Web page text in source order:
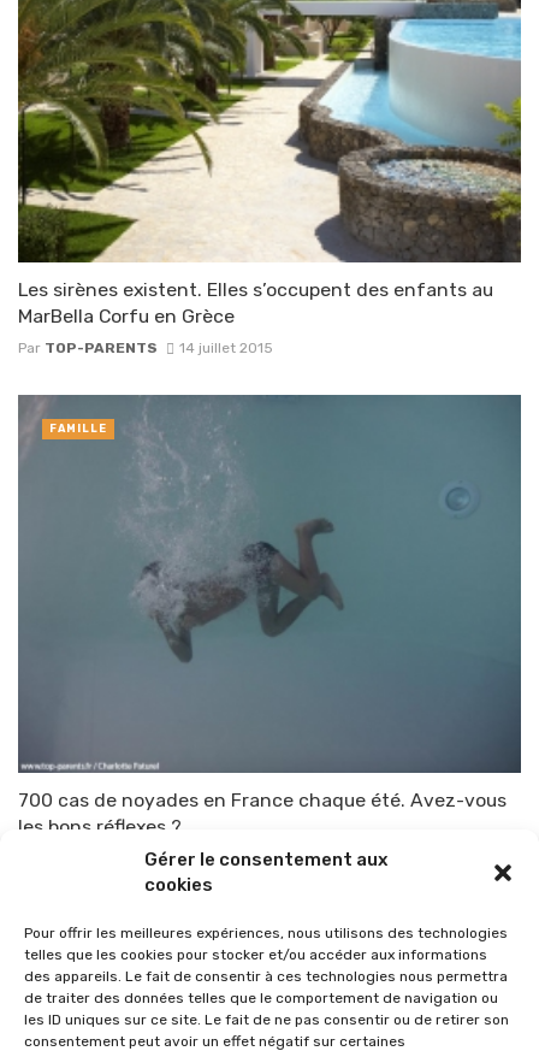
Gérer le consentement aux
cookies
Pour offrir les meilleures expériences, nous utilisons des technologies
telles que les cookies pour stocker et/ou accéder aux informations
des appareils. Le fait de consentir à ces technologies nous permettra
de traiter des données telles que le comportement de navigation ou
les ID uniques sur ce site. Le fait de ne pas consentir ou de retirer son
consentement peut avoir un effet négatif sur certaines
Les sirènes existent. Elles s’occupent des enfants au
MarBella Corfu en Grèce
Par TOP-PARENTS 14 juillet 2015
700 cas de noyades en France chaque été. Avez-vous
les bons réflexes ?
TOP-PARENTS 1 juillet 2013
FAMILLE